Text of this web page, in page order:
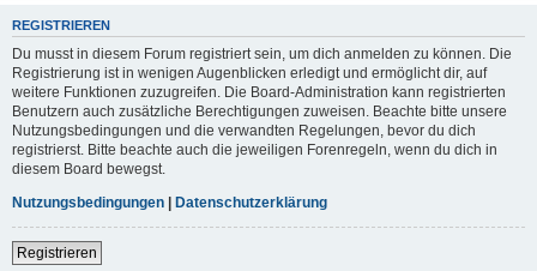
REGISTRIEREN
Du musst in diesem Forum registriert sein, um dich anmelden zu können. Die
Registrierung ist in wenigen Augenblicken erledigt und ermöglicht dir, auf
weitere Funktionen zuzugreifen. Die Board-Administration kann registrierten
Benutzern auch zusätzliche Berechtigungen zuweisen. Beachte bitte unsere
Nutzungsbedingungen und die verwandten Regelungen, bevor du dich
registrierst. Bitte beachte auch die jeweiligen Forenregeln, wenn du dich in
diesem Board bewegst.
Nutzungsbedingungen | Datenschutzerklärung
Registrieren